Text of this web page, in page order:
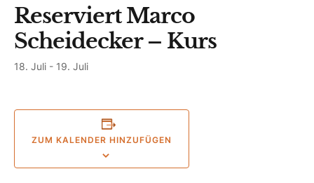
Reserviert Marco
Scheidecker – Kurs
18. Juli - 19. Juli
ZUM KALENDER HINZUFÜGEN